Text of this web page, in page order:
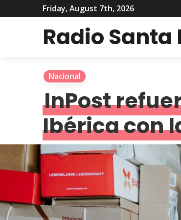
Friday, August 7th, 2026
Radio Santa
Nacional
InPost
Ibérica con